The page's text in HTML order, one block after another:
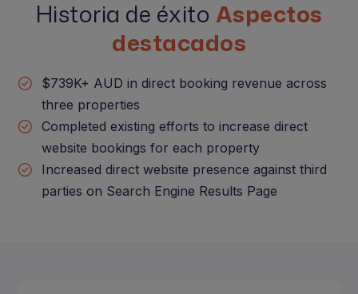
Historia de éxito Aspectos
destacados
$739K+ AUD in direct booking revenue across
three properties
Completed existing efforts to increase direct
website bookings for each property
Increased direct website presence against third
parties on Search Engine Results Page